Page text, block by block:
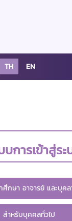
TH EN
การเข้าสู่ระ
ศึกษา อาจารย์ และบุค
สำหรับบุคคลทั่วไป